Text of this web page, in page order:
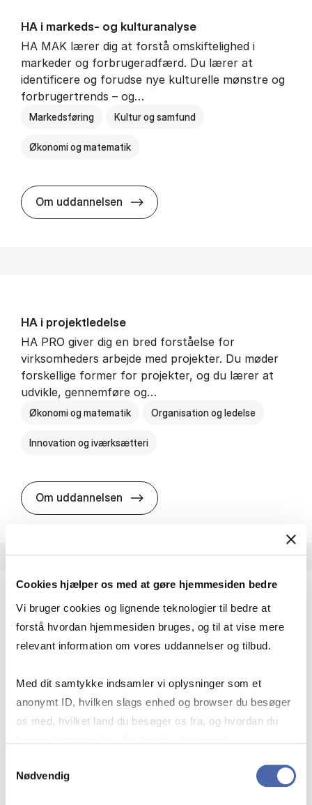
Cookies hjælper os med at gøre hjemmesiden bedre
Vi bruger cookies og lignende teknologier til bedre at
forstå hvordan hjemmesiden bruges, og til at vise mere
relevant information om vores uddannelser og tilbud.
Med dit samtykke indsamler vi oplysninger som et
anonymt ID, hvilken slags enhed og browser du besøger
os med, hvilket land du besøger os fra, og hvordan du
markedsføring. Du bestemmer selv - og kan altid trække
Nødvendig
HA i mar­keds- og kul­tu­r­a­na­ly­se
HA MAK lærer dig at forstå omskiftelighed i
markeder og forbrugeradfærd. Du lærer at
identificere og forudse nye kulturelle mønstre og
forbrugertrends – og…
Markedsføring Kultur og samfund
Økonomi og matematik
Om uddannelsen HA i mar­keds- og kul­tu­r­a­na­ly­se
HA i pro­jekt­le­del­se
HA PRO giver dig en bred forståelse for
virksomheders arbejde med projekter. Du møder
forskellige former for projekter, og du lærer at
udvikle, gennemføre og…
Økonomi og matematik Organisation og ledelse
Innovation og iværksætteri
Om uddannelsen HA i pro­jekt­le­del­se
HA(fil.) - erhvervs­økonomi og fi­lo­so­fi
virksomheder møder i vores komplekse verden.
effektivitet og…
Økonomi og matematik Kultur og samfund